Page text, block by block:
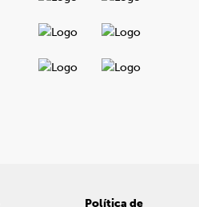
Política de